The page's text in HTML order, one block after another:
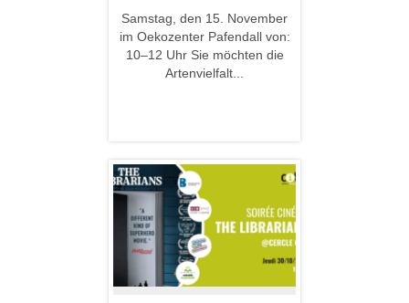
Samstag, den 15. November
im Oekozenter Pafendall von:
10–12 Uhr Sie möchten die
Artenvielfalt...